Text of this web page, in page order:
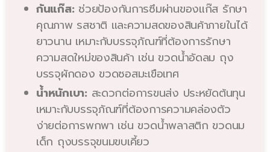
กันแก๊ส: ช่วยป้องกันการซึมผ่านของแก๊ส รักษา
คุณภาพ รสชาติ และความสดของสินค้าภายในได้
ยาวนาน เหมาะกับบรรจุภัณฑ์ที่ต้องการรักษา
ความสดใหม่ของสินค้า เช่น ขวดน้ำอัดลม ถุง
บรรจุผักดอง ขวดซอสมะเขือเทศ
น้ำหนักเบา: สะดวกต่อการขนส่ง ประหยัดต้นทุน
เหมาะกับบรรจุภัณฑ์ที่ต้องการความคล่องตัว
ง่ายต่อการพกพา เช่น ขวดน้ำพลาสติก ขวดนม
เด็ก ถุงบรรจุขนมขบเคี้ยว